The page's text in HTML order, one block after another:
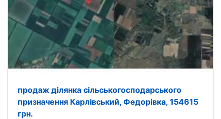
продаж ділянка сільськогосподарського
призначення Карлівський, Федорівка, 154615
грн.